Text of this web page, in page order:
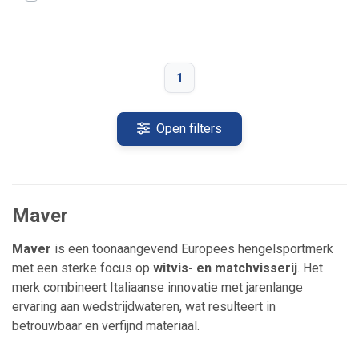
1
Open filters
Maver
Maver is een toonaangevend Europees hengelsportmerk
met een sterke focus op witvis- en matchvisserij. Het
merk combineert Italiaanse innovatie met jarenlange
ervaring aan wedstrijdwateren, wat resulteert in
betrouwbaar en verfijnd materiaal.